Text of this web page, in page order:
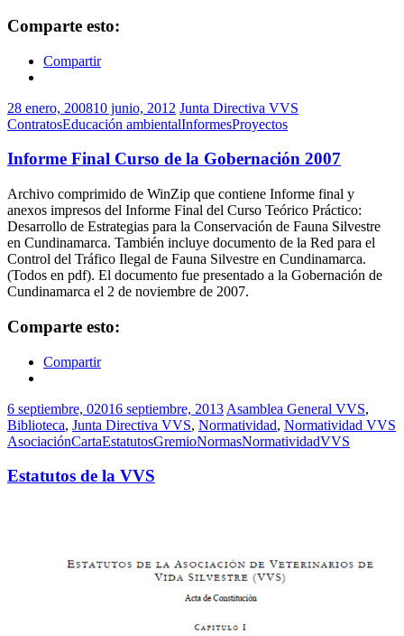
Comparte esto:
Compartir
28 enero, 200810 junio, 2012 Junta Directiva VVS
ContratosEducación ambientalInformesProyectos
Informe Final Curso de la Gobernación 2007
Archivo comprimido de WinZip que contiene Informe final y
anexos impresos del Informe Final del Curso Teórico Práctico:
Desarrollo de Estrategias para la Conservación de Fauna Silvestre
en Cundinamarca. También incluye documento de la Red para el
Control del Tráfico Ilegal de Fauna Silvestre en Cundinamarca.
(Todos en pdf). El documento fue presentado a la Gobernación de
Cundinamarca el 2 de noviembre de 2007.
Comparte esto:
Compartir
6 septiembre, 02016 septiembre, 2013 Asamblea General VVS,
Biblioteca, Junta Directiva VVS, Normatividad, Normatividad VVS
AsociaciónCartaEstatutosGremioNormasNormatividadVVS
Estatutos de la VVS